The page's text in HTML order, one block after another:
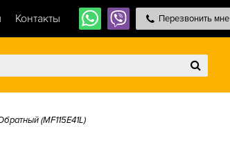
Контакты Перезвонить мне
(MF115E41L)